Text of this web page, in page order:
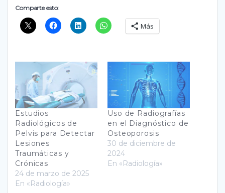
Comparte esto:
Más
Estudios
Radiológicos de
Pelvis para Detectar
Lesiones
Traumáticas y
Crónicas
24 de marzo de 2025
En «Radiología»
Uso de Radiografías
en el Diagnóstico de
Osteoporosis
30 de diciembre de
2024
En «Radiología»